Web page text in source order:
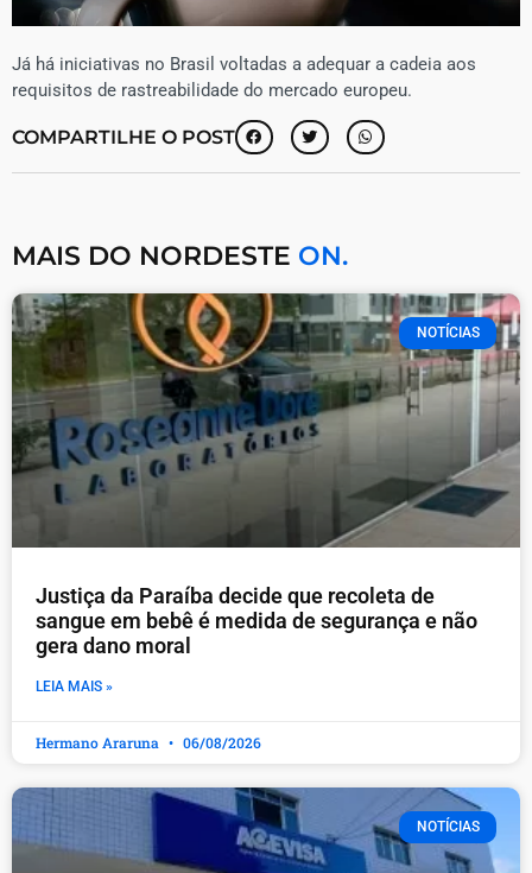
Já há iniciativas no Brasil voltadas a adequar a cadeia aos
requisitos de rastreabilidade do mercado europeu.
COMPARTILHE O POST
MAIS DO NORDESTE ON.
NOTÍCIAS
Justiça da Paraíba decide que recoleta de
sangue em bebê é medida de segurança e não
gera dano moral
LEIA MAIS »
Hermano Araruna 06/08/2026
NOTÍCIAS